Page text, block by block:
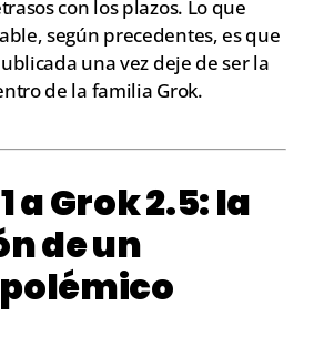
con los plazos. Lo que
según precedentes, es que
una vez deje de ser la
de la familia Grok.
a Grok 2.5: la
de un